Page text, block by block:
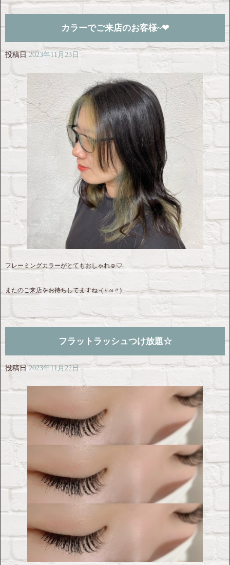
カラーでご来店のお客様~❤︎
投稿日 2023年11月23日
フレーミングカラーがとてもおしゃれ☺︎♡
またのご来店をお待ちしてますね~(〃ω〃)
フラットラッシュつけ放題☆
投稿日 2023年11月22日